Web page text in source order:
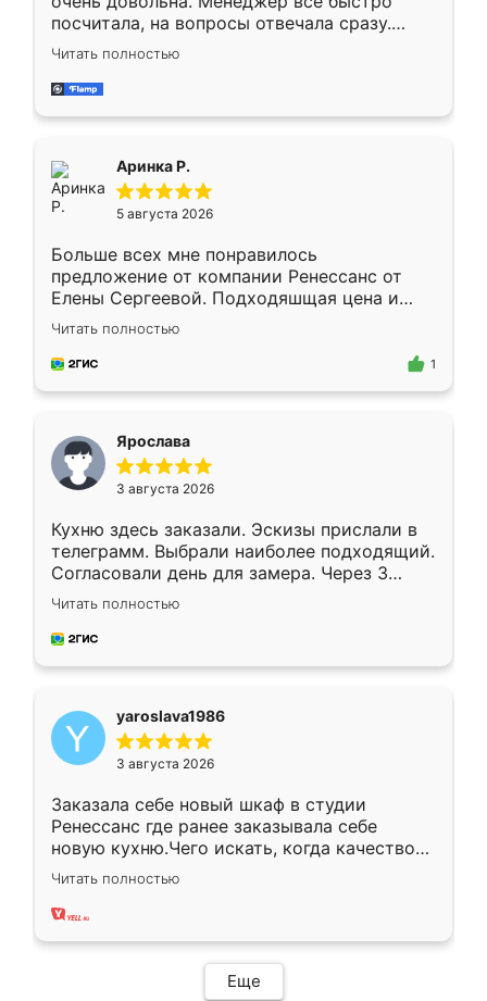
посчитала, на вопросы отвечала сразу.
Замерщик приехал в субботу, подошёл к
делу со всей ответственностью. Собрали
за день, ребята работали аккуратно, даже
Читать полностью
Аринка Р.
5 августа 2026
Больше всех мне понравилось
предложение от компании Ренессанс от
Елены Сергеевой. Подходяшщая цена и
короткие сроки изготовления. Приехавший
для замера сотрудник Владислав
предложил по моему эскизу самый
Читать полностью
1
Ярослава
3 августа 2026
Кухню здесь заказали. Эскизы прислали в
телеграмм. Выбрали наиболее подходящий.
Согласовали день для замера. Через 3
недели кухня была уже готова. Остались
довольны работой. Спасибо Ренессанс
мебель за качественную работу!
Читать полностью
yaroslava1986
3 августа 2026
Заказала себе новый шкаф в студии
Ренессанс где ранее заказывала себе
новую кухню.Чего искать, когда качеством
вполне довольна. Служит кухня уже почти
два года, нареканий нет.
Читать полностью
Еще